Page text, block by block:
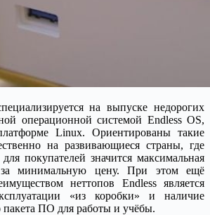
на выпуске недорогих
операционной системой Endless OS,
Linux. Ориентированы такие
на развивающиеся страны, где
покупателей значится максимальная
за минимальную цену. При этом ещё
неттопов Endless является
«из коробки» и наличие
пакета ПО для работы и учёбы.